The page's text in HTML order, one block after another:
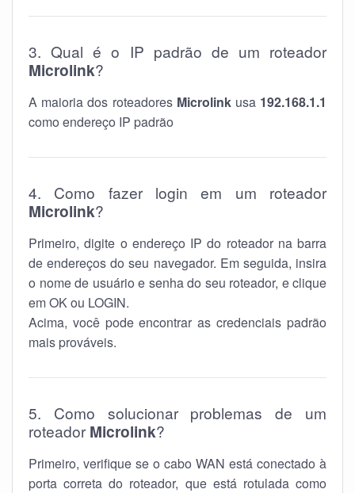
3. Qual é o IP padrão de um roteador
Microlink?
A maioria dos roteadores Microlinkusa 192.168.1.1
como endereço IP padrão
4. Como fazer login em um roteador
Microlink?
Primeiro, digite o endereço IP do roteador na barra
de endereços do seu navegador. Em seguida, insira
o nome de usuário e senha do seu roteador, e clique
em OK ou LOGIN.
Acima, você pode encontrar as credenciais padrão
mais prováveis.
5. Como solucionar problemas de um
roteadorMicrolink?
Primeiro, verifique se o cabo WAN está conectado à
porta correta do roteador, que está rotulada como